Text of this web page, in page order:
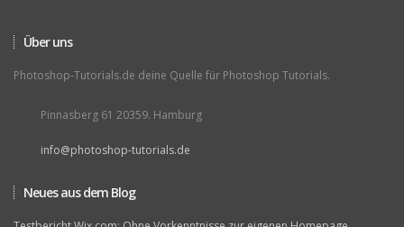
Über uns
Photoshop-Tutorials.de deine Quelle für Photoshop Tutorials.
Pinnasberg 61 20359. Hamburg
info@photoshop-tutorials.de
Neues aus dem Blog